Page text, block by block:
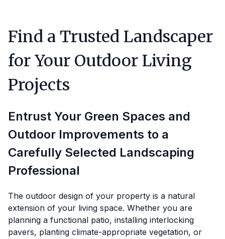
Find a Trusted Landscaper
for Your Outdoor Living
Projects
Entrust Your Green Spaces and
Outdoor Improvements to a
Carefully Selected Landscaping
Professional
The outdoor design of your property is a natural
extension of your living space. Whether you are
planning a functional patio, installing interlocking
pavers, planting climate-appropriate vegetation, or